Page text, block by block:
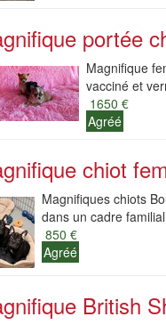
portée
Magnifique
vacciné et
1650 €
Agréé
chiot
Magnifiques chiots
dans un cadre
850 €
Agréé
British